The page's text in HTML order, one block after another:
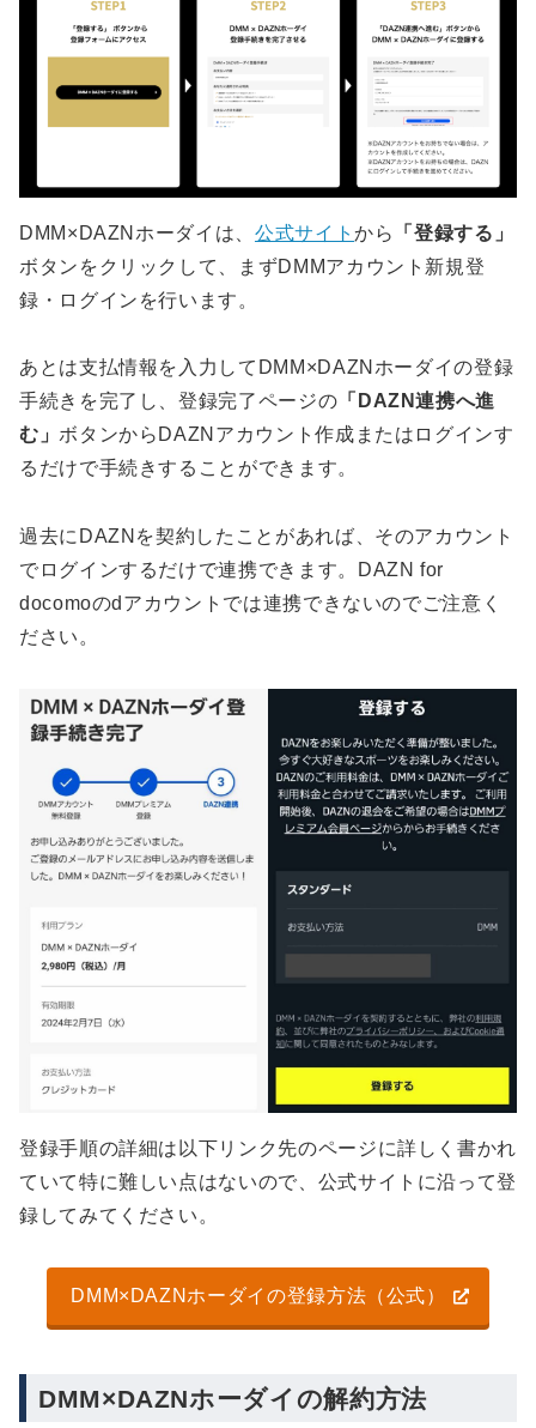
DMM×DAZNホーダイは、 公式サイトから
「登録する」
ボタンをクリックして、まずDMMアカウント新規登
録・ログインを行います。
あとは支払情報を入力してDMM×DAZNホーダイの登録
手続きを完了し、登録完了ページの 「DAZN連携へ進
む」 ボタンからDAZNアカウント作成またはログインす
るだけで手続きすることができます。
過去にDAZNを契約したことがあれば、そのアカウント
でログインするだけで連携できます。DAZN for
docomoのdアカウントでは連携できないのでご注意く
ださい。
登録手順の詳細は以下リンク先のページに詳しく書かれ
ていて特に難しい点はないので、公式サイトに沿って登
録してみてください。
DMM×DAZNホーダイの登録方法（公式）
DMM×DAZNホーダイの解約方法